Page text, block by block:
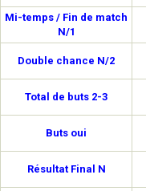
Mi-temps / Fin de match
N/1
Double chance N/2
Total de buts 2-3
Buts oui
Résultat Final N